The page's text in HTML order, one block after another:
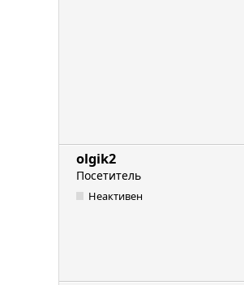
olgik2
Посетитель
Неактивен